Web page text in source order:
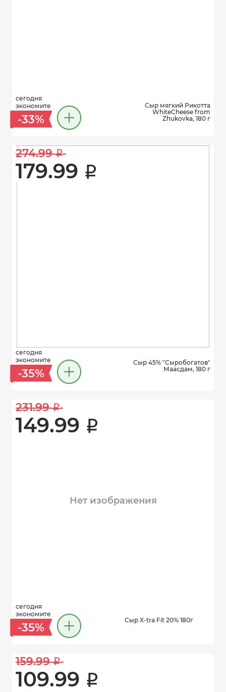
сегодня
экономите
-33%
Сыр мягкий Рикотта
WhiteCheese from
Zhukovka, 180 г
274.99 i
179.99 i
сегодня
экономите
-35%
Сыр 45% "Сыробогатов"
Маасдам, 180 г
231.99 i
149.99 i
Нет изображения
сегодня
экономите
-35%
Сыр X-tra Fit 20% 180г
159.99 i
109.99 i